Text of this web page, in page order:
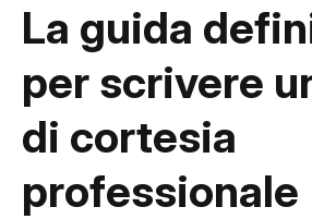
La guida
per scrivere
di cortesia
professionale